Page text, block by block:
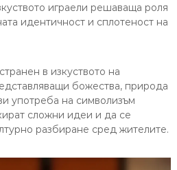
играели решаваща роля
идентичност и сплотеност на
в изкуството на
божества, природа
употреба на символизъм
сложни идеи и да се
разбиране сред жителите.